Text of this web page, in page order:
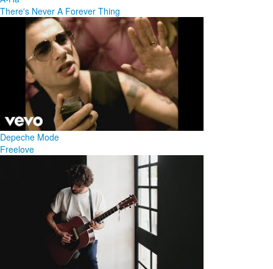
There's Never A Forever Thing
Depeche Mode
Freelove